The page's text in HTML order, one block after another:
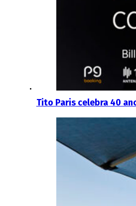
Tito Paris celebra 40